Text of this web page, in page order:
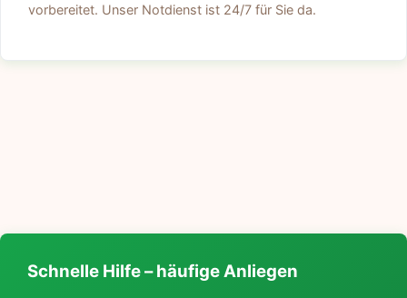
vorbereitet. Unser Notdienst ist 24/7 für Sie da.
Schnelle Hilfe – häufige Anliegen